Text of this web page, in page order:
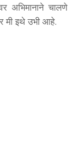
अभिमानाने चालणे
मी इथे उभी आहे.